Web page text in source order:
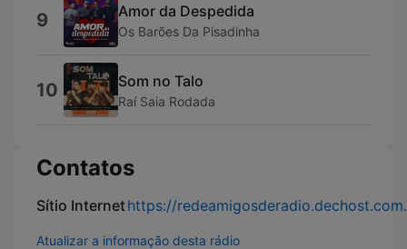
9 Amor da Despedida
Os Barões Da Pisadinha
10 Som no Talo
Raí Saia Rodada
Contatos
Sítio Internethttps://
Atualizar a informação desta rádio